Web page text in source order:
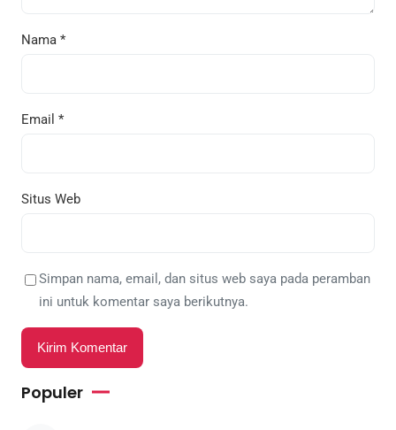
Nama *
Email *
Situs Web
Simpan nama, email, dan situs web saya pada peramban
ini untuk komentar saya berikutnya.
Populer